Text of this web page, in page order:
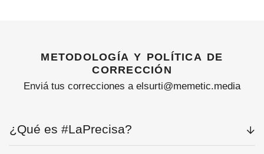
metodología y política de
corrección
Enviá tus correcciones a elsurti@memetic.media
¿Qué es #LaPrecisa?